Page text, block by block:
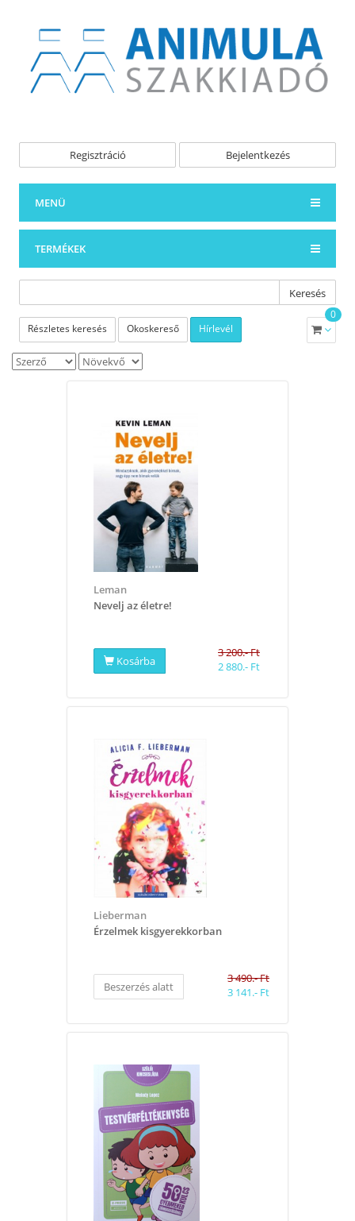
Regisztráció Bejelentkezés
MENÜ
TERMÉKEK
Keresés
Részletes keresés Okoskereső Hírlevél
0
Leman
​Nevelj az életre!
Kosárba
3 200.- Ft
2 880.- Ft
Lieberman
Érzelmek kisgyerekkorban
Beszerzés alatt
3 490.- Ft
3 141.- Ft